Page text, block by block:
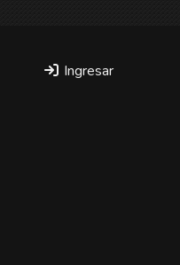
Ingresar